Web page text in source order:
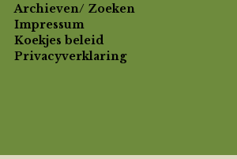
Archieven/ Zoeken
Impressum
Koekjes beleid
Privacyverklaring